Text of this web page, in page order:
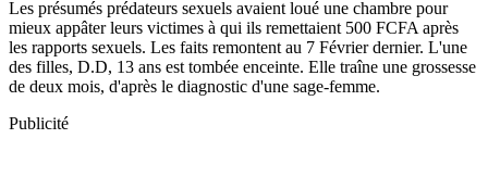
Les présumés prédateurs sexuels avaient loué une chambre pour
mieux appâter leurs victimes à qui ils remettaient 500 FCFA après
les rapports sexuels. Les faits remontent au 7 Février dernier. L'une
des filles, D.D, 13 ans est tombée enceinte. Elle traîne une grossesse
de deux mois, d'après le diagnostic d'une sage-femme.
Publicité